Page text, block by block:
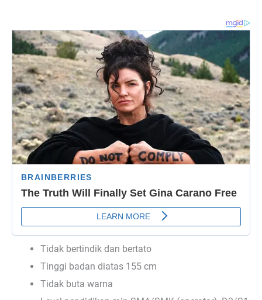
Tidak bertindik dan bertato
Tinggi badan diatas 155 cm
Tidak buta warna